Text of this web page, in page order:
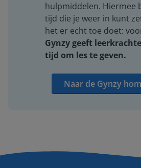
hulpmiddelen. Hiermee
tijd die je weer in kunt
het er echt toe doet:
Gynzy geeft
tijd om les te geven.
Naar de Gynzy